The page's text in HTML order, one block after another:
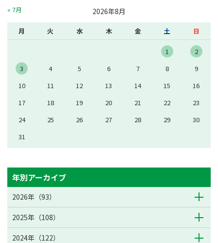
2026年8月
月 火 水 木 金 土 日
1
2
3
4 5 6 7 8
9
10
11 12 13 14 15
16
17
18 19 20 21 22
23
24
25 26 27 28 29
30
31
« 7月
年別アーカイブ
2026年（93）
2025年（108）
2024年（122）